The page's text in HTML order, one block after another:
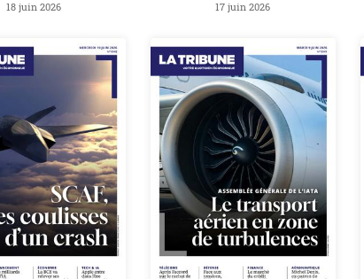
18 juin 2026 17 juin 2026